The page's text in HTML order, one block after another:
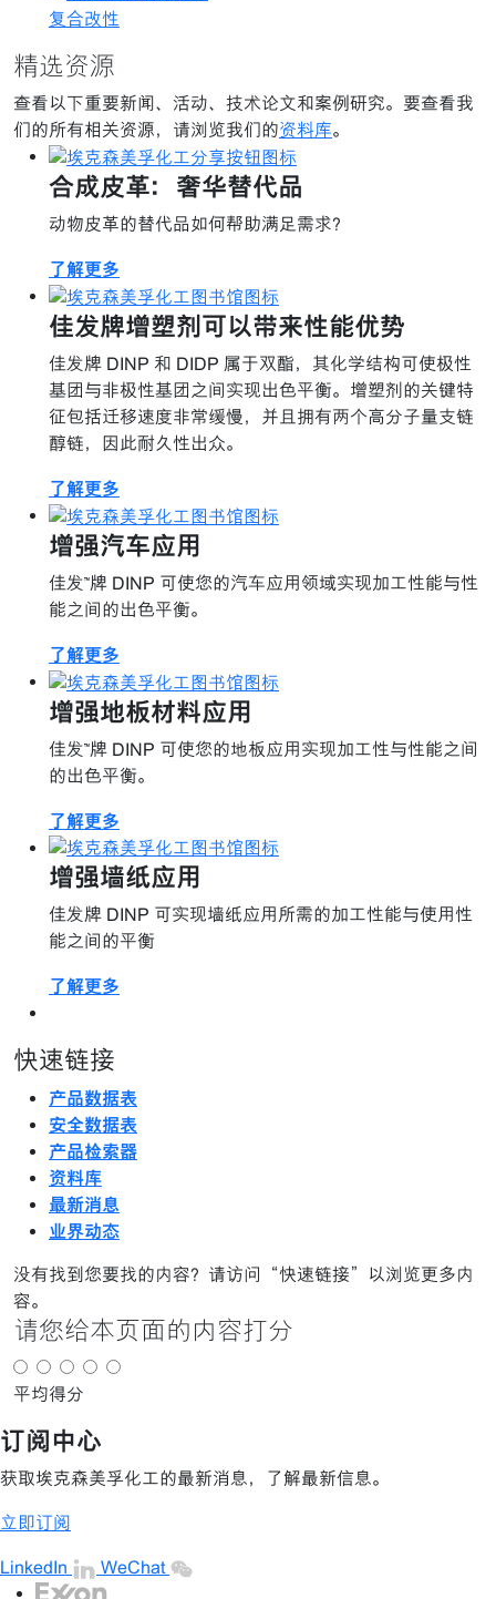
复合改性
精选资源
查看以下重要新闻、活动、技术论文和案例研究。要查看我
们的所有相关资源，请浏览我们的资料库。
合成皮革：奢华替代品
动物皮革的替代品如何帮助满足需求？
了解更多
佳发牌增塑剂可以带来性能优势
佳发牌 DINP 和 DIDP 属于双酯，其化学结构可使极性
基团与非极性基团之间实现出色平衡。增塑剂的关键特
征包括迁移速度非常缓慢，并且拥有两个高分子量支链
醇链，因此耐久性出众。
了解更多
增强汽车应用
佳发™牌 DINP 可使您的汽车应用领域实现加工性能与性
能之间的出色平衡。
了解更多
增强地板材料应用
佳发™牌 DINP 可使您的地板应用实现加工性与性能之间
的出色平衡。
了解更多
增强墙纸应用
佳发牌 DINP 可实现墙纸应用所需的加工性能与使用性
能之间的平衡
了解更多
快速链接
产品数据表
安全数据表
产品检索器
资料库
最新消息
业界动态
没有找到您要找的内容？请访问“快速链接”以浏览更多内
容。
请您给本页面的内容打分
平均得分
订阅中心
获取埃克森美孚化工的最新消息，了解最新信息。
立即订阅
LinkedIn WeChat